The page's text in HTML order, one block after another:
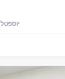
Кирьят-Ям, יוספטל 38/5 קריית ים